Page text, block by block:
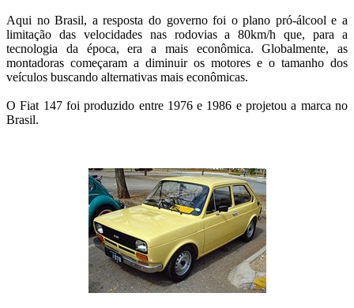
Aqui no Brasil, a resposta do governo foi o plano pró-álcool e a
limitação das velocidades nas rodovias a 80km/h que, para a
tecnologia da época, era a mais econômica. Globalmente, as
montadoras começaram a diminuir os motores e o tamanho dos
veículos buscando alternativas mais econômicas.
O Fiat 147 foi produzido entre 1976 e 1986 e projetou a marca no
Brasil.